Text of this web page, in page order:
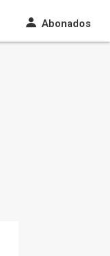
Abonados